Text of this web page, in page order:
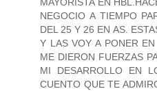
NEGOCIO A TIEMPO
DEL 25 Y 26 EN AS.
Y LAS VOY A PONER
ME DIERON FUERZAS
MI DESARROLLO EN
CUENTO QUE TE